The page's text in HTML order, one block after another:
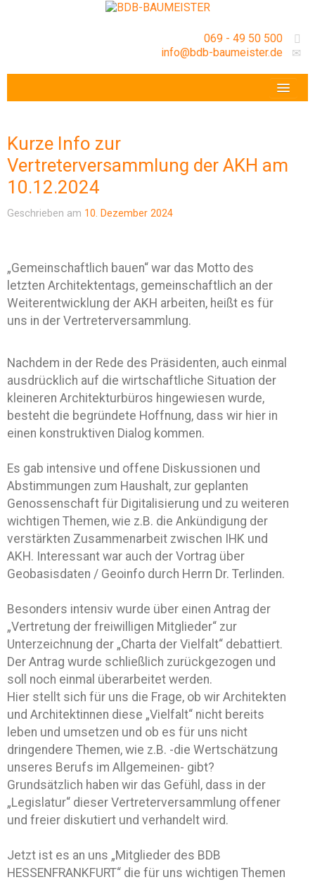
069 - 49 50 500
info@bdb-baumeister.de
GESCHÄFTSSTELLE
Kurze Info zur
Vertreterversammlung der AKH am
10.12.2024
Geschrieben am 10. Dezember 2024
„Gemeinschaftlich bauen“ war das Motto des
letzten Architektentags, gemeinschaftlich an der
Weiterentwicklung der AKH arbeiten, heißt es für
uns in der Vertreterversammlung.
Nachdem in der Rede des Präsidenten, auch einmal
ausdrücklich auf die wirtschaftliche Situation der
kleineren Architekturbüros hingewiesen wurde,
besteht die begründete Hoffnung, dass wir hier in
einen konstruktiven Dialog kommen.
Es gab intensive und offene Diskussionen und
Abstimmungen zum Haushalt, zur geplanten
Genossenschaft für Digitalisierung und zu weiteren
wichtigen Themen, wie z.B. die Ankündigung der
verstärkten Zusammenarbeit zwischen IHK und
AKH. Interessant war auch der Vortrag über
Geobasisdaten / Geoinfo durch Herrn Dr. Terlinden.
Besonders intensiv wurde über einen Antrag der
„Vertretung der freiwilligen Mitglieder“ zur
Unterzeichnung der „Charta der Vielfalt“ debattiert.
Der Antrag wurde schließlich zurückgezogen und
soll noch einmal überarbeitet werden.
Hier stellt sich für uns die Frage, ob wir Architekten
und Architektinnen diese „Vielfalt“ nicht bereits
leben und umsetzen und ob es für uns nicht
dringendere Themen, wie z.B. -die Wertschätzung
unseres Berufs im Allgemeinen- gibt?
Grundsätzlich haben wir das Gefühl, dass in der
„Legislatur“ dieser Vertreterversammlung offener
und freier diskutiert und verhandelt wird.
Jetzt ist es an uns „Mitglieder des BDB
HESSENFRANKFURT“ die für uns wichtigen Themen